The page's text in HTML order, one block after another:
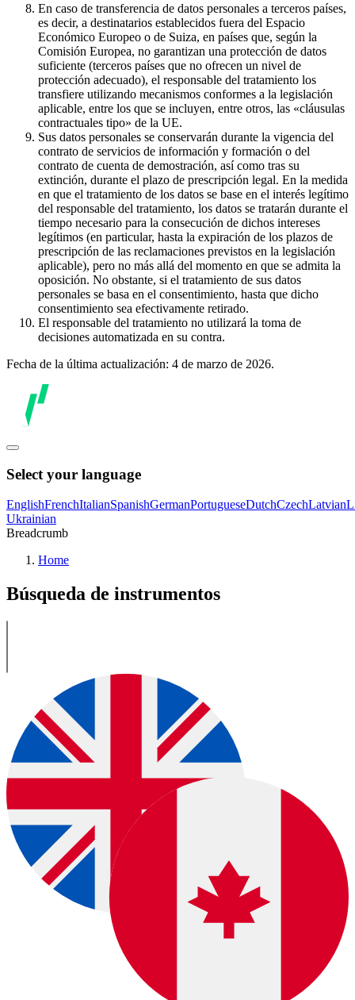
En caso de transferencia de datos personales a terceros países,
es decir, a destinatarios establecidos fuera del Espacio
Económico Europeo o de Suiza, en países que, según la
Comisión Europea, no garantizan una protección de datos
suficiente (terceros países que no ofrecen un nivel de
protección adecuado), el responsable del tratamiento los
transfiere utilizando mecanismos conformes a la legislación
aplicable, entre los que se incluyen, entre otros, las «cláusulas
contractuales tipo» de la UE.
Sus datos personales se conservarán durante la vigencia del
contrato de servicios de información y formación o del
contrato de cuenta de demostración, así como tras su
extinción, durante el plazo de prescripción legal. En la medida
en que el tratamiento de los datos se base en el interés legítimo
del responsable del tratamiento, los datos se tratarán durante el
tiempo necesario para la consecución de dichos intereses
legítimos (en particular, hasta la expiración de los plazos de
prescripción de las reclamaciones previstos en la legislación
aplicable), pero no más allá del momento en que se admita la
oposición. No obstante, si el tratamiento de sus datos
personales se basa en el consentimiento, hasta que dicho
consentimiento sea efectivamente retirado.
El responsable del tratamiento no utilizará la toma de
decisiones automatizada en su contra.
Fecha de la última actualización: 4 de marzo de 2026.
Select your language
EnglishFrenchItalianSpanishGermanPortugueseDutchCzechLatvian
Ukrainian
Breadcrumb
Home
Búsqueda de instrumentos